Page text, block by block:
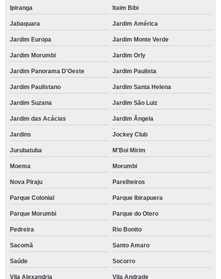
Ipiranga Itaim Bibi
Jabaquara Jardim América
Jardim Europa Jardim Monte Verde
Jardim Morumbi Jardim Orly
Jardim Panorama D'Oeste Jardim Paulista
Jardim Paulistano Jardim Santa Helena
Jardim Suzana Jardim São Luiz
Jardim das Acácias Jardim Ângela
Jardins Jockey Club
Jurubatuba M'Boi Mirim
Moema Morumbi
Nova Piraju Parelheiros
Parque Colonial Parque Ibirapuera
Parque Morumbi Parque do Otero
Pedreira Rio Bonito
Sacomã Santo Amaro
Saúde Socorro
Vila Alexandria Vila Andrade